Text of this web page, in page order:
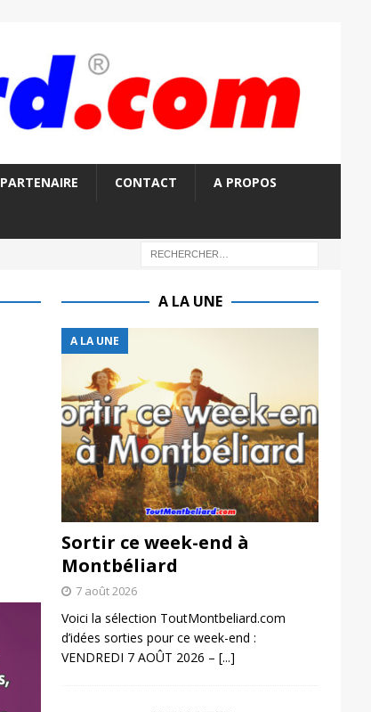
PARTENAIRE CONTACT A PROPOS
A LA UNE
A LA UNE
Sortir ce week-end à
Montbéliard
7 août 2026
Voici la sélection ToutMontbeliard.com
d’idées sorties pour ce week-end :
VENDREDI 7 AOÛT 2026 – [...]